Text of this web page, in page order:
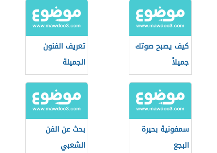
كيف يصبح صوتك
جميلاً
تعريف الفنون
الجميلة
سمفونية بحيرة
البجع
بحث عن الفن
الشعبي